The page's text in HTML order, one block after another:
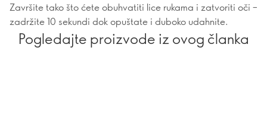
Završite tako što ćete obuhvatiti lice rukama i zatvoriti oči –
zadržite 10 sekundi dok opuštate i duboko udahnite.
Pogledajte proizvode iz ovog članka